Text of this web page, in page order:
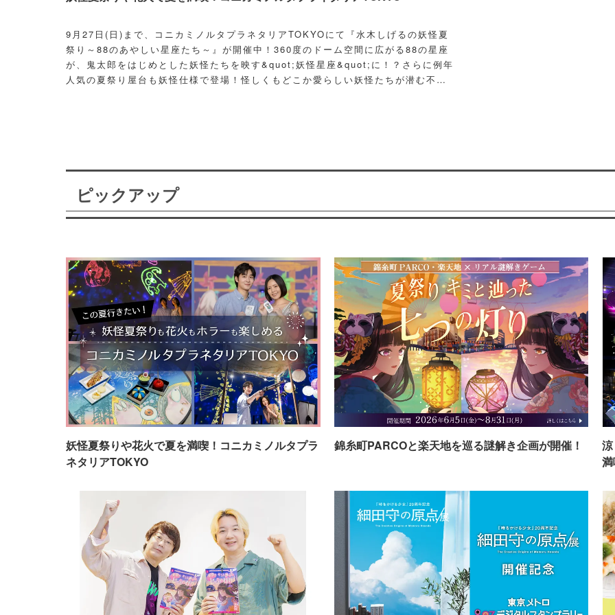
9月27日(日)まで、コニカミノルタプラネタリアTOKYOにて『水木しげるの妖怪夏
祭り～88のあやしい星座たち～』が開催中！360度のドーム空間に広がる88の星座
が、鬼太郎をはじめとした妖怪たちを映す&quot;妖怪星座&quot;に！？さらに例年
人気の夏祭り屋台も妖怪仕様で登場！怪しくもどこか愛らしい妖怪たちが潜む不思
ピックアップ
妖怪夏祭りや花火で夏を満喫！コニカミノルタプラ
ネタリアTOKYO
錦糸町PARCOと楽天地を巡る謎解き企画が開催！